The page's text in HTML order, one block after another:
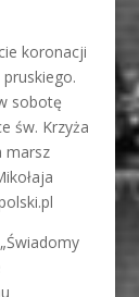
koronacji
sobotę
św. Krzyża
marsz